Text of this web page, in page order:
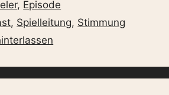
, Episode
, Spielleitung, Stimmung